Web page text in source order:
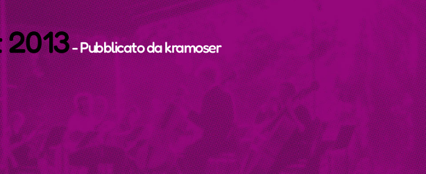
- Pubblicato dakramoser